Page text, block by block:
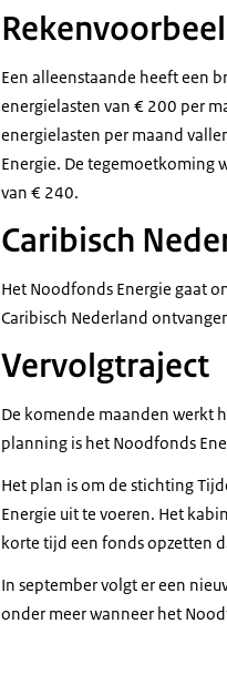
Een alleenstaande heeft een
energielasten van € 200 per
energielasten per maand
Energie. De tegemoetkoming
van € 240.
Caribisch
Het Noodfonds Energie gaat
Caribisch Nederland
Vervolgtraject
De komende maanden werkt
planning is het Noodfonds
Het plan is om de stichting
Energie uit te voeren. Het
korte tijd een fonds opzetten
In september volgt er een
onder meer wanneer het